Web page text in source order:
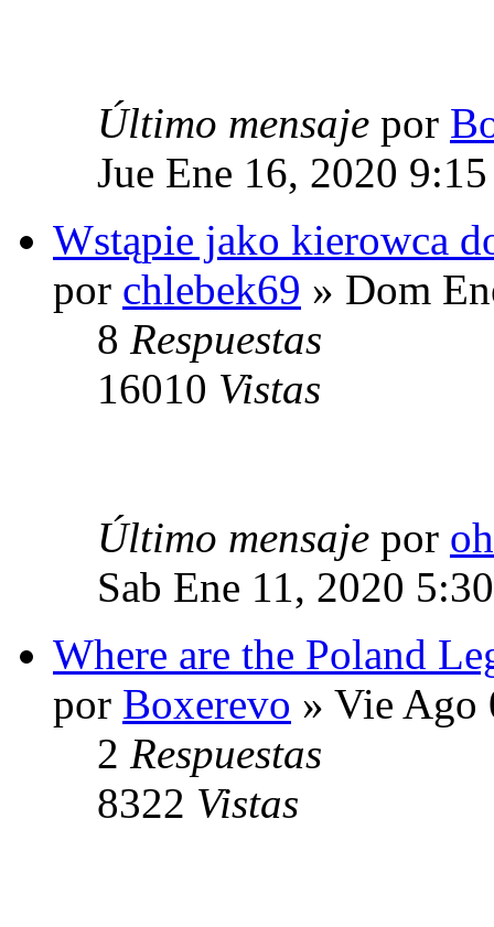
Último mensaje por
Jue Ene 16, 2020
Wstąpie jako kierowca
por chlebek69 » Dom
8 Respuestas
16010 Vistas
Último mensaje por
Sab Ene 11, 2020
Where are the Poland
por Boxerevo » Vie Ago
2 Respuestas
8322 Vistas